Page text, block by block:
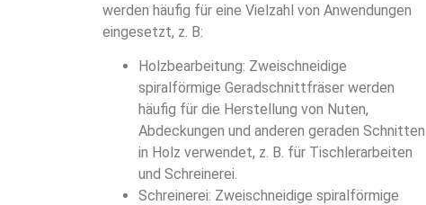
werden häufig für eine Vielzahl von Anwendungen
eingesetzt, z. B:
Holzbearbeitung: Zweischneidige
spiralförmige Geradschnittfräser werden
häufig für die Herstellung von Nuten,
Abdeckungen und anderen geraden Schnitten
in Holz verwendet, z. B. für Tischlerarbeiten
und Schreinerei.
Schreinerei: Zweischneidige spiralförmige